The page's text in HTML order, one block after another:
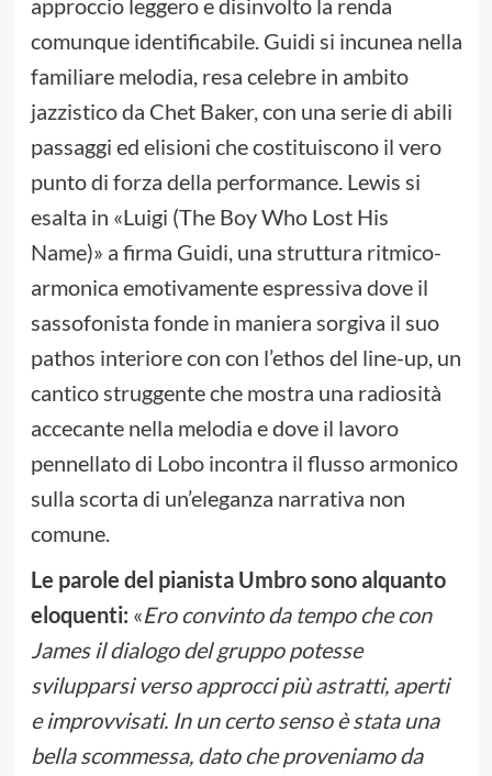
approccio leggero e disinvolto la renda
comunque identificabile. Guidi si incunea nella
familiare melodia, resa celebre in ambito
jazzistico da Chet Baker, con una serie di abili
passaggi ed elisioni che costituiscono il vero
punto di forza della performance. Lewis si
esalta in «Luigi (The Boy Who Lost His
Name)» a firma Guidi, una struttura ritmico-
armonica emotivamente espressiva dove il
sassofonista fonde in maniera sorgiva il suo
pathos interiore con con l’ethos del line-up, un
cantico struggente che mostra una radiosità
accecante nella melodia e dove il lavoro
pennellato di Lobo incontra il flusso armonico
sulla scorta di un’eleganza narrativa non
comune.
Le parole del pianista Umbro sono alquanto
eloquenti: «Ero convinto da tempo che con
James il dialogo del gruppo potesse
svilupparsi verso approcci più astratti, aperti
e improvvisati. In un certo senso è stata una
bella scommessa, dato che proveniamo da